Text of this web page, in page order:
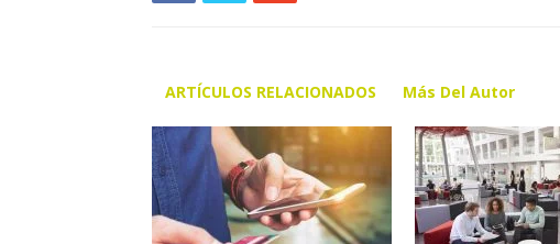
ARTÍCULOS RELACIONADOS Más Del Autor